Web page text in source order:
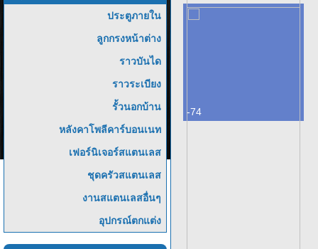
ประตูภายใน
ลูกกรงหน้าต่าง
ราวบันได
ราวระเบียง
รั้วนอกบ้าน
หลังคาโพลีคาร์บอนเนท
เฟอร์นิเจอร์สแตนเลส
ชุดครัวสแตนเลส
งานสแตนเลสอื่นๆ
อุปกรณ์ตกแต่ง
-74